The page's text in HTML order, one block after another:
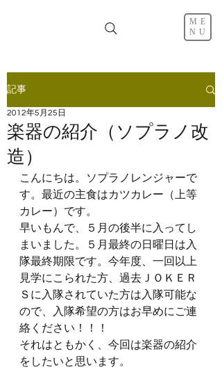
ME
NU
記事
楽器の紹介（ソプラノ改
造）
2012年5月25日
こんにちは。ソプラノレンジャーで
す。最近の主食はカツカレー（上等
カレー）です。
早いもんで、５月の後半に入ってし
まいました。５月最終の日曜日は入
隊最終期限です。今年度、一回以上
見学にこられた方、過去ＪＯＫＥＲ
Ｓに入隊されていた方は入隊可能な
ので、入隊希望の方はお早めにご連
絡ください！！！
それはともかく、今回は楽器の紹介
をしたいと思います。